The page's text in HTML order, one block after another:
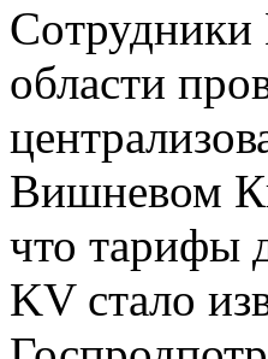
области
Вишневом
что тарифы
KV стало